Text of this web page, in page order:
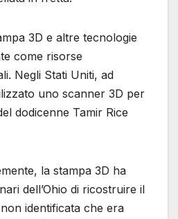
3D e altre tecnologie
come risorse
Negli Stati Uniti, ad
uno scanner 3D per
dodicenne Tamir Rice
la stampa 3D ha
dell’Ohio di ricostruire il
identificata che era